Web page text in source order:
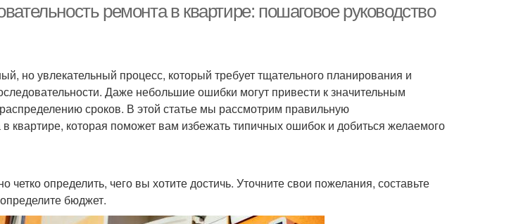
ремонта в квартире: пошаговое руководство
но увлекательный процесс, который требует тщательного планирования и
Даже небольшие ошибки могут привести к значительным
сроков. В этой статье мы рассмотрим правильную
квартире, которая поможет вам избежать типичных ошибок и добиться желаемого
определить, чего вы хотите достичь. Уточните свои пожелания, составьте
бюджет.